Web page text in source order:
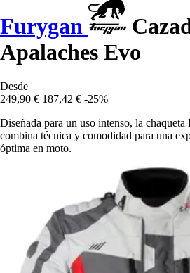
Furygan
Apalaches Evo
Desde
249,90 € 187,42 € -25%
Diseñada para un uso intenso, la
combina técnica y comodidad para una
óptima en moto.